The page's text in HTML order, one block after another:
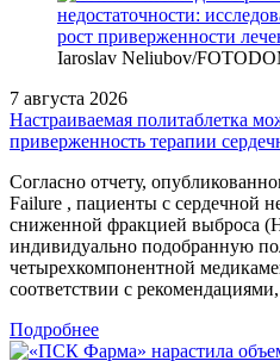
Iaroslav Neliubov/
7 августа 2026
Настраиваемая политаблетка
приверженность терапии
Согласно отчету,
Failure , пациенты с сердечной
сниженной фракцией выброса
индивидуально подобранную
четырехкомпонентной
соответствии с
Подробнее